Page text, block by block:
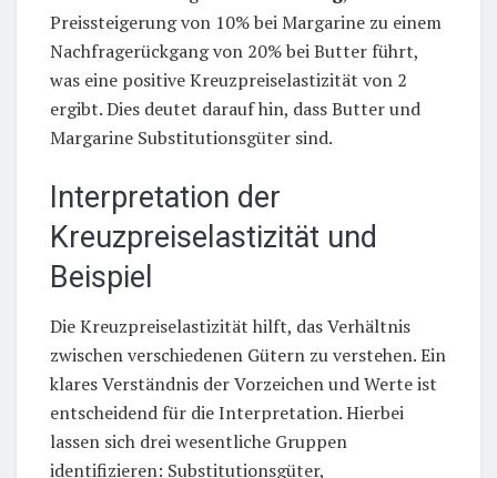
Preissteigerung von 10% bei Margarine zu einem
Nachfragerückgang von 20% bei Butter führt,
was eine positive Kreuzpreiselastizität von 2
ergibt. Dies deutet darauf hin, dass Butter und
Margarine Substitutionsgüter sind.
Interpretation der
Kreuzpreiselastizität und
Beispiel
Die Kreuzpreiselastizität hilft, das Verhältnis
zwischen verschiedenen Gütern zu verstehen. Ein
klares Verständnis der Vorzeichen und Werte ist
entscheidend für die Interpretation. Hierbei
lassen sich drei wesentliche Gruppen
identifizieren: Substitutionsgüter,